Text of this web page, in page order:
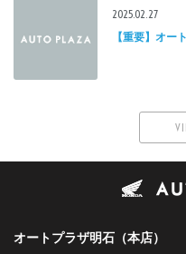
2025.02.27
【重要】オ
オートプラザ明石（本店）